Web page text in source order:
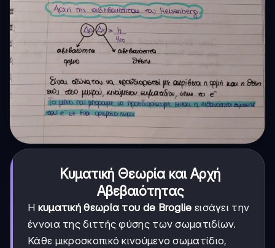
Κυματική Θεωρία και Αρχή
Αβεβαιότητας
Η κυματική θεωρία του de Broglie εισάγει την
έννοια της διττής φύσης των σωματιδίων.
Κάθε μικροσκοπικό κινούμενο σωματίδιο,